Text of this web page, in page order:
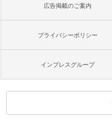
広告掲載のご案内
プライバシーポリシー
インプレスグループ